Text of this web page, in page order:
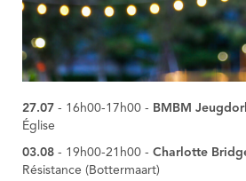
27.07 - 16h00-17h00 - BMBM
Église
03.08 - 19h00-21h00 - Charlotte
Résistance (Bottermaart)